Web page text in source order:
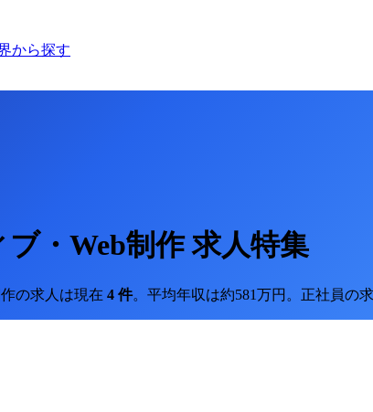
から探す
・Web制作求人特集
の求人は現在 4 件。 平均年収は約581万円。 正社員の